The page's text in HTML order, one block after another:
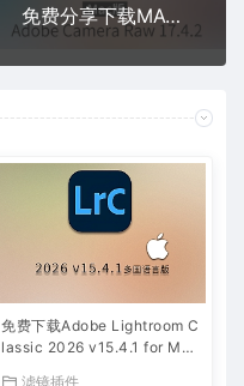
免费分享下载MAC版最新中文PS增效工具插件Adobe Camera Raw 2025 ACR v17.4.2摄影后期一键安装包
免费下载Adobe Lightroom C
lassic 2026 v15.4.1 for Mac
滤镜插件